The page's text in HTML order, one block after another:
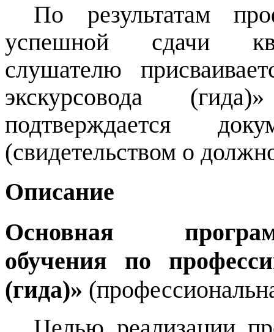
По результатам
успешной сдачи
слушателю
экскурсовода
подтверждается
(свидетельством о
Описание
Основная
обучения по
(гида)»